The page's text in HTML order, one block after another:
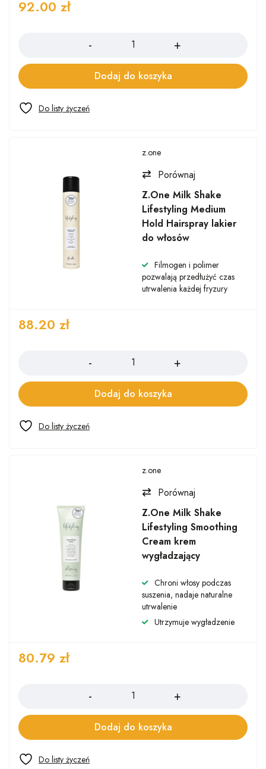
92.00 zł
Dodaj do koszyka
z.one
Porównaj
Z.One Milk Shake
Lifestyling Medium
Hold Hairspray lakier
do włosów
Filmogen i polimer
pozwalają przedłużyć czas
utrwalenia każdej fryzury
88.20 zł
Dodaj do koszyka
z.one
Porównaj
Z.One Milk Shake
Lifestyling Smoothing
Cream krem
wygładzający
Chroni włosy podczas
suszenia, nadaje naturalne
utrwalenie
Utrzymuje wygładzenie
80.79 zł
Dodaj do koszyka